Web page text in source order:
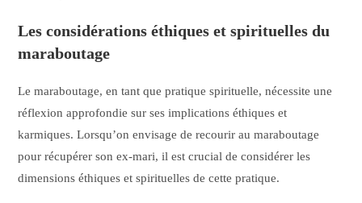
Les considérations éthiques et spirituelles du
maraboutage
Le maraboutage, en tant que pratique spirituelle, nécessite une
réflexion approfondie sur ses implications éthiques et
karmiques. Lorsqu’on envisage de recourir au maraboutage
pour récupérer son ex-mari, il est crucial de considérer les
dimensions éthiques et spirituelles de cette pratique.